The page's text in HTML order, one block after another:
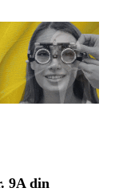
9A din